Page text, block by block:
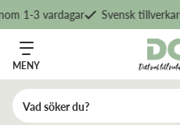
1-3 vardagar Svensk tillverkare
MENY